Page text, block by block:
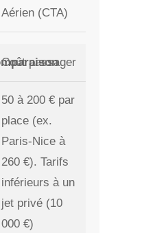
Aérien (CTA)
Coût passager
50 à 200 € par
place (ex.
Paris-Nice à
260 €). Tarifs
inférieurs à un
jet privé (10
000 €)